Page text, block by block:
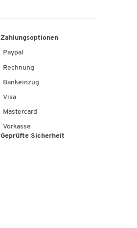
Zahlungsoptionen
Paypal
Rechnung
Bankeinzug
Visa
Mastercard
Vorkasse
Geprüfte Sicherheit